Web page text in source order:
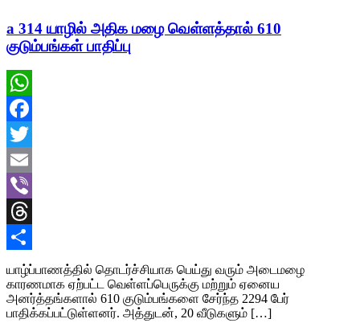
a 314 யாழில் அதிக மழை வெள்ளத்தால் 610
குடும்பங்கள் பாதிப்பு
WhatsApp
Facebook
Twitter
Email
Viber
Threads
Share
யாழ்ப்பாணத்தில் தொடர்ச்சியாக பெய்து வரும் அடைமழை
காரணமாக ஏற்பட்ட வெள்ளப்பெருக்கு மற்றும் ஏனைய
அனர்த்தங்களால் 610 குடும்பங்களை சேர்ந்த 2294 பேர்
பாதிக்கப்பட்டுள்ளனர். அத்துடன், 20 வீடுகளும் […]